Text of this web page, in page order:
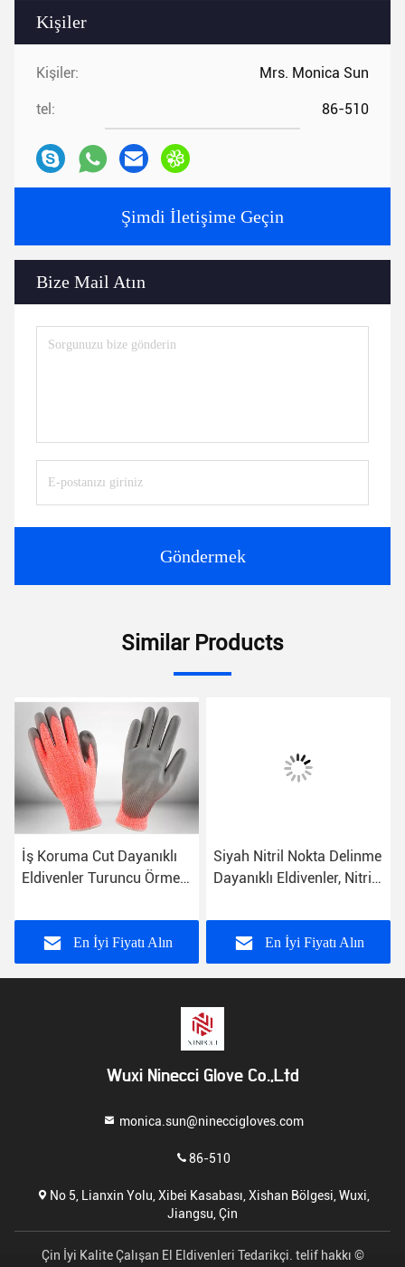
Kişiler
Kişiler: Mrs. Monica Sun
tel: 86-510
Şimdi İletişime Geçin
Bize Mail Atın
Göndermek
Similar Products
İş Koruma Cut Dayanıklı
Eldivenler Turuncu Örme
Kaplamalı Palmiye
En İyi Fiyatı Alın
Siyah Nitril Nokta Delinme
Dayanıklı Eldivenler, Nitril
Sertifikalı
En İyi Fiyatı Alın
Wuxi Ninecci Glove Co.,Ltd
monica.sun@nineccigloves.com
86-510
No 5, Lianxin Yolu, Xibei Kasabası, Xishan Bölgesi, Wuxi,
Jiangsu, Çin
Çin İyi Kalite Çalışan El Eldivenleri Tedarikçi. telif hakkı ©